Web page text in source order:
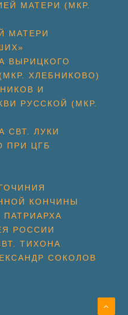
МАТЕРИ (МКР.
МАТЕРИ
ВЫРИЦКОГО
ХЛЕБНИКОВО)
И
РУССКОЙ (МКР.
СВТ. ЛУКИ
ПРИ ЦГБ
КОНЧИНЫ
РОССИИ
ТИХОНА
СОКОЛОВ